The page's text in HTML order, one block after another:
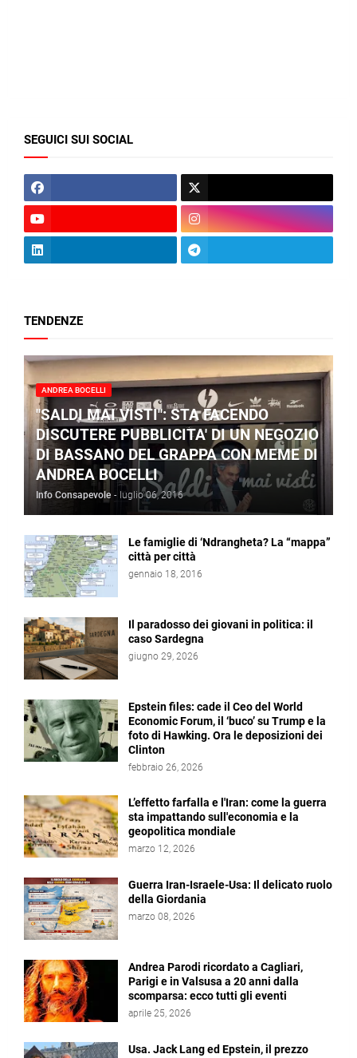
SEGUICI SUI SOCIAL
TENDENZE
ANDREA BOCELLI
"SALDI MAI VISTI": STA FACENDO
DISCUTERE PUBBLICITA' DI UN NEGOZIO
DI BASSANO DEL GRAPPA CON MEME DI
ANDREA BOCELLI
Info Consapevole - luglio 06, 2016
Le famiglie di ‘Ndrangheta? La “mappa”
città per città
gennaio 18, 2016
Il paradosso dei giovani in politica: il
caso Sardegna
giugno 29, 2026
Epstein files: cade il Ceo del World
Economic Forum, il ‘buco’ su Trump e la
foto di Hawking. Ora le deposizioni dei
Clinton
febbraio 26, 2026
L’effetto farfalla e l'Iran: come la guerra
sta impattando sull'economia e la
geopolitica mondiale
marzo 12, 2026
Guerra Iran-Israele-Usa: Il delicato ruolo
della Giordania
marzo 08, 2026
Andrea Parodi ricordato a Cagliari,
Parigi e in Valsusa a 20 anni dalla
scomparsa: ecco tutti gli eventi
aprile 25, 2026
Usa. Jack Lang ed Epstein, il prezzo